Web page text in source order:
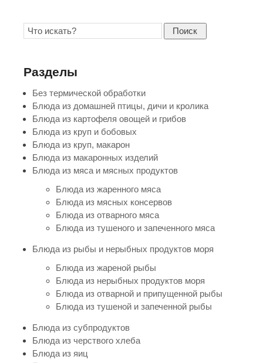
Поиск
Разделы
Без термической обработки
Блюда из домашней птицы, дичи и кролика
Блюда из картофеля овощей и грибов
Блюда из круп и бобовых
Блюда из круп, макарон
Блюда из макаронных изделий
Блюда из мяса и мясных продуктов
Блюда из жаренного мяса
Блюда из мясных консервов
Блюда из отварного мяса
Блюда из тушеного и запеченного мяса
Блюда из рыбы и нерыбных продуктов моря
Блюда из жареной рыбы
Блюда из нерыбных продуктов моря
Блюда из отварной и припущенной рыбы
Блюда из тушеной и запеченной рыбы
Блюда из субпродуктов
Блюда из черствого хлеба
Блюда из яиц